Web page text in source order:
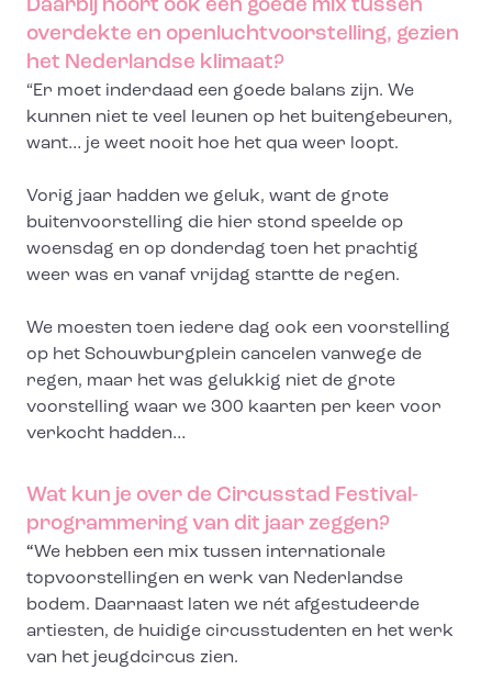
Daarbij hoort ook een goede mix tussen
overdekte en openluchtvoorstelling, gezien
het Nederlandse klimaat?
“Er moet inderdaad een goede balans zijn. We
kunnen niet te veel leunen op het buitengebeuren,
want… je weet nooit hoe het qua weer loopt.
Vorig jaar hadden we geluk, want de grote
buitenvoorstelling die hier stond speelde op
woensdag en op donderdag toen het prachtig
weer was en vanaf vrijdag startte de regen.
We moesten toen iedere dag ook een voorstelling
op het Schouwburgplein cancelen vanwege de
regen, maar het was gelukkig niet de grote
voorstelling waar we 300 kaarten per keer voor
verkocht hadden…
Wat kun je over de Circusstad Festival-
programmering van dit jaar zeggen?
“We hebben een mix tussen internationale
topvoorstellingen en werk van Nederlandse
bodem. Daarnaast laten we nét afgestudeerde
artiesten, de huidige circusstudenten en het werk
van het jeugdcircus zien.